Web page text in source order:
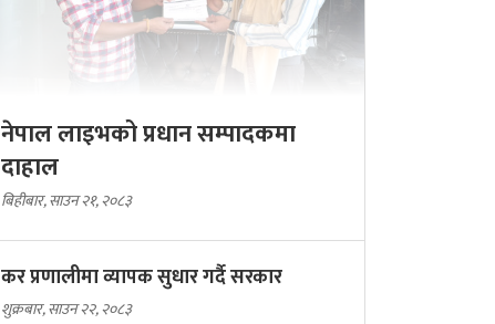
नेपाल लाइभको प्रधान सम्पादकमा
दाहाल
बिहीबार, साउन २१, २०८३
कर प्रणालीमा व्यापक सुधार गर्दै सरकार
शुक्रबार, साउन २२, २०८३